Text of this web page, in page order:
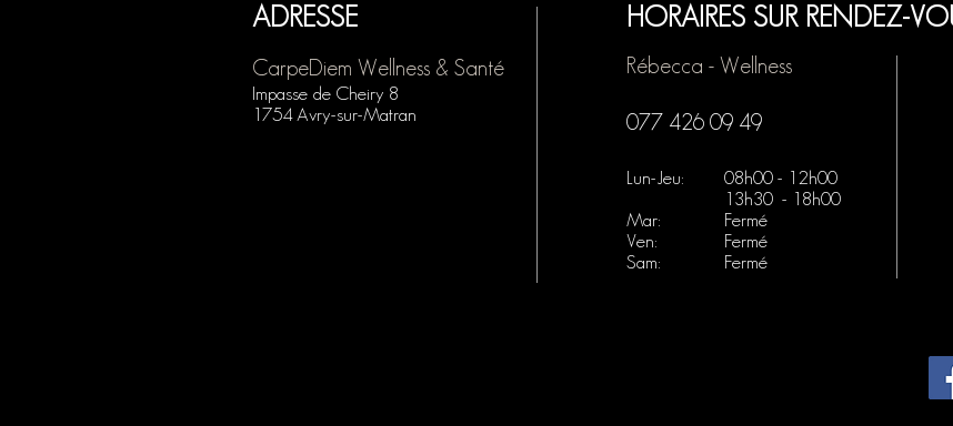
ADRESSE
CarpeDiem Wellness & Santé
Impasse de Cheiry 8
1754 Avry-sur-Matran
HORAIRES SUR RENDEZ-
Rébecca - Wellness
077 426 09 49
Lun-Jeu:
Mar:
Ven:
Sam:
08h00 - 12h00
13h30 - 18h00
Fermé
Fermé
Fermé